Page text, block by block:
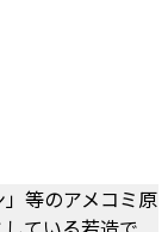
等のアメコミ原